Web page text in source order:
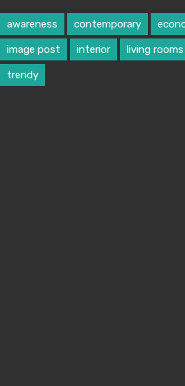
awareness contemporary
image post interior living rooms
trendy